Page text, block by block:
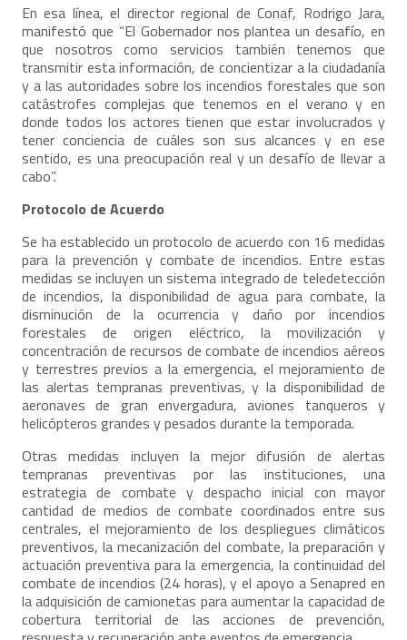
En esa línea, el director regional de Conaf, Rodrigo Jara,
manifestó que “El Gobernador nos plantea un desafío, en
que nosotros como servicios también tenemos que
transmitir esta información, de concientizar a la ciudadanía
y a las autoridades sobre los incendios forestales que son
catástrofes complejas que tenemos en el verano y en
donde todos los actores tienen que estar involucrados y
tener conciencia de cuáles son sus alcances y en ese
sentido, es una preocupación real y un desafío de llevar a
cabo”.
Protocolo de Acuerdo
Se ha establecido un protocolo de acuerdo con 16 medidas
para la prevención y combate de incendios. Entre estas
medidas se incluyen un sistema integrado de teledetección
de incendios, la disponibilidad de agua para combate, la
disminución de la ocurrencia y daño por incendios
forestales de origen eléctrico, la movilización y
concentración de recursos de combate de incendios aéreos
y terrestres previos a la emergencia, el mejoramiento de
las alertas tempranas preventivas, y la disponibilidad de
aeronaves de gran envergadura, aviones tanqueros y
helicópteros grandes y pesados durante la temporada.
Otras medidas incluyen la mejor difusión de alertas
tempranas preventivas por las instituciones, una
estrategia de combate y despacho inicial con mayor
cantidad de medios de combate coordinados entre sus
centrales, el mejoramiento de los despliegues climáticos
preventivos, la mecanización del combate, la preparación y
actuación preventiva para la emergencia, la continuidad del
combate de incendios (24 horas), y el apoyo a Senapred en
la adquisición de camionetas para aumentar la capacidad de
cobertura territorial de las acciones de prevención,